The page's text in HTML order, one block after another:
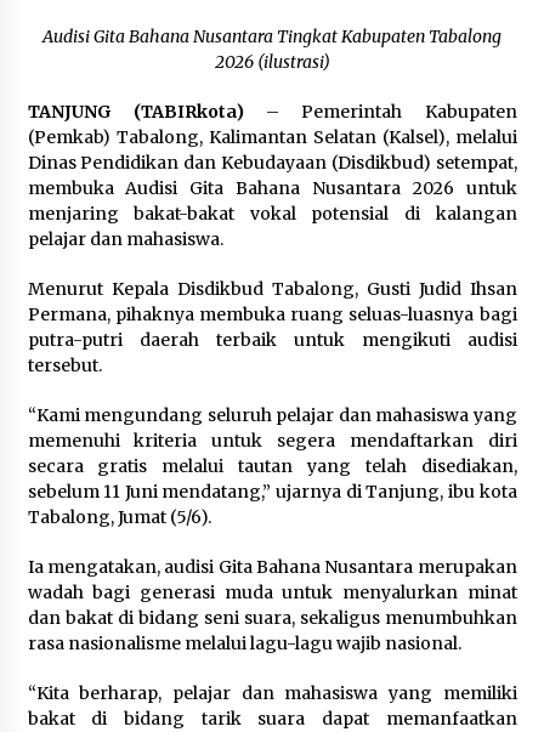
Audisi Gita Bahana Nusantara Tingkat Kabupaten Tabalong
2026 (ilustrasi)
TANJUNG (TABIRkota)– Pemerintah Kabupaten
(Pemkab) Tabalong, Kalimantan Selatan (Kalsel), melalui
Dinas Pendidikan dan Kebudayaan (Disdikbud) setempat,
membuka Audisi Gita Bahana Nusantara 2026 untuk
menjaring bakat-bakat vokal potensial di kalangan
pelajar dan mahasiswa.
Menurut Kepala Disdikbud Tabalong, Gusti Judid Ihsan
Permana, pihaknya membuka ruang seluas-luasnya bagi
putra-putri daerah terbaik untuk mengikuti audisi
tersebut.
“Kami mengundang seluruh pelajar dan mahasiswa yang
memenuhi kriteria untuk segera mendaftarkan diri
secara gratis melalui tautan yang telah disediakan,
sebelum 11 Juni mendatang,” ujarnya di Tanjung, ibu kota
Tabalong, Jumat (5/6).
Ia mengatakan, audisi Gita Bahana Nusantara merupakan
wadah bagi generasi muda untuk menyalurkan minat
dan bakat di bidang seni suara, sekaligus menumbuhkan
rasa nasionalisme melalui lagu-lagu wajib nasional.
“Kita berharap, pelajar dan mahasiswa yang memiliki
bakat di bidang tarik suara dapat memanfaatkan